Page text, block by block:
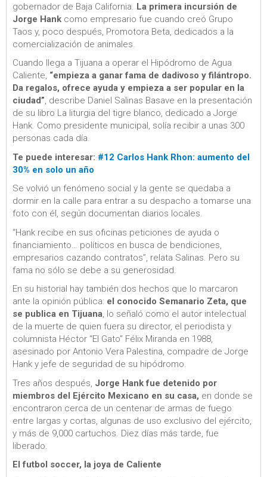
gobernador de Baja California. La primera incursión de
Jorge Hank como empresario fue cuando creó Grupo
Taos y, poco después, Promotora Beta, dedicados a la
comercialización de animales.
Cuando llega a Tijuana a operar el Hipódromo de Agua
Caliente, “empieza a ganar fama de dadivoso y filántropo.
Da regalos, ofrece ayuda y empieza a ser popular en la
ciudad”, describe Daniel Salinas Basave en la presentación
de su libro La liturgia del tigre blanco, dedicado a Jorge
Hank. Como presidente municipal, solía recibir a unas 300
personas cada día.
Te puede interesar: #12 Carlos Hank Rhon: aumento del
30% en solo un año
Se volvió un fenómeno social y la gente se quedaba a
dormir en la calle para entrar a su despacho a tomarse una
foto con él, según documentan diarios locales.
“Hank recibe en sus oficinas peticiones de ayuda o
financiamiento… políticos en busca de bendiciones,
empresarios cazando contratos”, relata Salinas. Pero su
fama no sólo se debe a su generosidad.
En su historial hay también dos hechos que lo marcaron
ante la opinión pública: el conocido Semanario Zeta, que
se publica en Tijuana, lo señaló como el autor intelectual
de la muerte de quien fuera su director, el periodista y
columnista Héctor “El Gato” Félix Miranda en 1988,
asesinado por Antonio Vera Palestina, compadre de Jorge
Hank y jefe de seguridad de su hipódromo.
Tres años después, Jorge Hank fue detenido por
miembros del Ejército Mexicano en su casa, en donde se
encontraron cerca de un centenar de armas de fuego
entre largas y cortas, algunas de uso exclusivo del ejército,
y más de 9,000 cartuchos. Diez días más tarde, fue
liberado.
El futbol soccer, la joya de Caliente